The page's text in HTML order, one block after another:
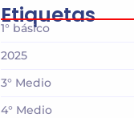
Etiquetas
1° básico
2025
3° Medio
4° Medio